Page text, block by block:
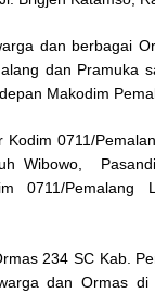
dan berbagai
dan Pramuka
Makodim
Kodim 0711/
Wibowo,
0711/
234 SC Kab.
dan Ormas